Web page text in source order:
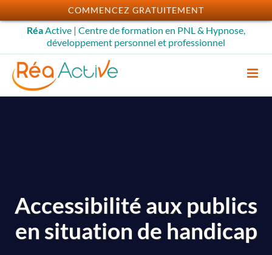
Passer
au
contenu
RéaActive | Centre de formation en PNL & Hypnose,
développement personnel et professionnel
Accessibilité aux publics
en situation de handicap
COMMENCEZ GRATUITEMENT